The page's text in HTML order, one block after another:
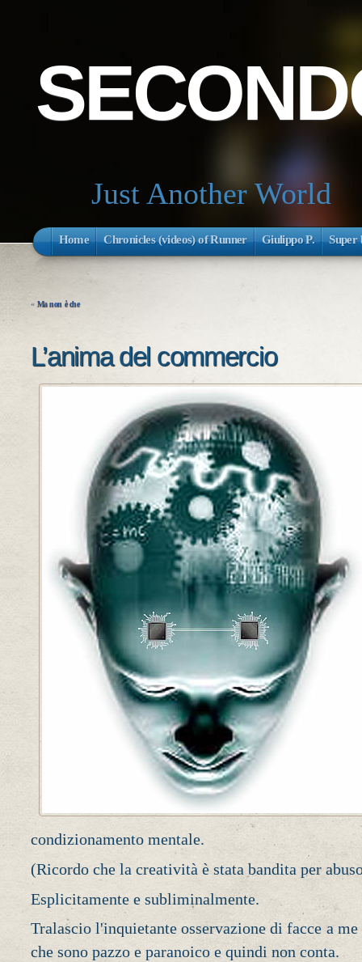
Just Another World
Home Chronicles (videos) of Runner Giulippo P. Super
« Ma non è che
L’anima del commercio
condizionamento mentale.
(Ricordo che la creatività è stata bandita per
Esplicitamente e subliminalmente.
Tralascio l'inquietante osservazione di facce a
che sono pazzo e paranoico e quindi non conta.